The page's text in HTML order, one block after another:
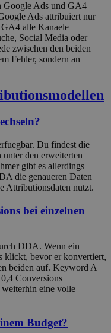
Google Ads und GA4
Ads attribuiert nur
alle Kanaele
Social Media oder
zwischen den beiden
Fehler, sondern an
Du findest die
den erweiterten
gibt es allerdings
die genaueren Daten
Attributionsdaten nutzt.
bei einzelnen
DDA. Wenn ein
klickt, bevor er konvertiert,
beiden auf. Keyword A
Conversions
weiterhin eine volle
Budget?